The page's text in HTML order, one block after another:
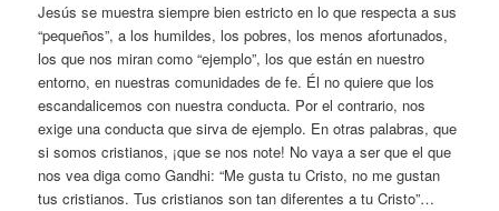
Jesús se muestra siempre bien estricto en lo que respecta a sus
“pequeños”, a los humildes, los pobres, los menos afortunados,
los que nos miran como “ejemplo”, los que están en nuestro
entorno, en nuestras comunidades de fe. Él no quiere que los
escandalicemos con nuestra conducta. Por el contrario, nos
exige una conducta que sirva de ejemplo. En otras palabras, que
si somos cristianos, ¡que se nos note! No vaya a ser que el que
nos vea diga como Gandhi: “Me gusta tu Cristo, no me gustan
tus cristianos. Tus cristianos son tan diferentes a tu Cristo”…